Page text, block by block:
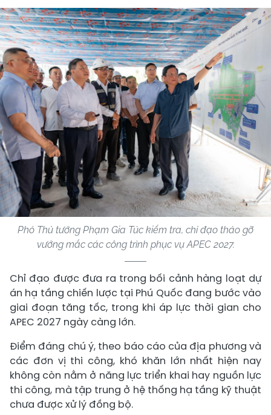
Phó Thủ tướng Phạm Gia Túc kiểm tra, chỉ đạo tháo gỡ
vướng mắc các công trình phục vụ APEC 2027.
Chỉ đạo được đưa ra trong bối cảnh hàng loạt dự
án hạ tầng chiến lược tại Phú Quốc đang bước vào
giai đoạn tăng tốc, trong khi áp lực thời gian cho
APEC 2027 ngày càng lớn.
Điểm đáng chú ý, theo báo cáo của địa phương và
các đơn vị thi công, khó khăn lớn nhất hiện nay
không còn nằm ở năng lực triển khai hay nguồn lực
thi công, mà tập trung ở hệ thống hạ tầng kỹ thuật
chưa được xử lý đồng bộ.